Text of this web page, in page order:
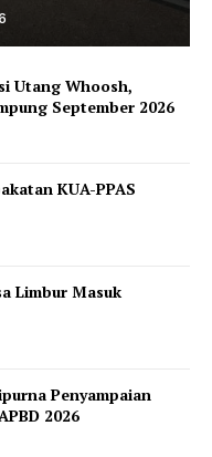
Utang Whoosh,
September 2026
KUA-PPAS
Limbur Masuk
Penyampaian
2026